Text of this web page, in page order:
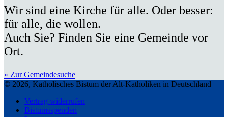
Wir sind eine Kirche für alle. Oder besser:
für alle, die wollen.
Auch Sie? Finden Sie eine Gemeinde vor
Ort.
» Zur Gemeindesuche
© 2026, Katholisches Bistum der Alt-Katholiken in Deutschland
Vertrag widerrufen
Bistumsspenden